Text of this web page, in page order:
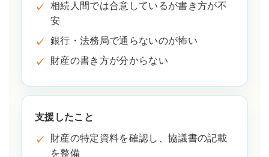
相続人間では合意しているが書き方が不
安
銀行・法務局で通らないのが怖い
財産の書き方が分からない
支援したこと
財産の特定資料を確認し、協議書の記載
を整備